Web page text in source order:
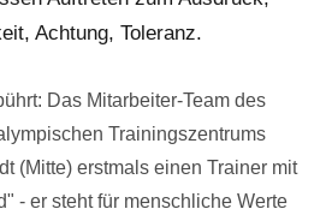
Achtung, Toleranz.